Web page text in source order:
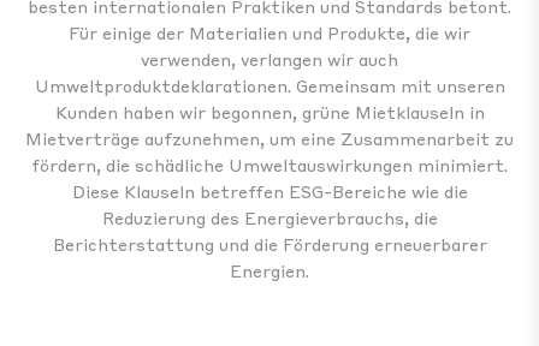
besten internationalen Praktiken und Standards betont.
Für einige der Materialien und Produkte, die wir
verwenden, verlangen wir auch
Umweltproduktdeklarationen. Gemeinsam mit unseren
Kunden haben wir begonnen, grüne Mietklauseln in
Mietverträge aufzunehmen, um eine Zusammenarbeit zu
fördern, die schädliche Umweltauswirkungen minimiert.
Diese Klauseln betreffen ESG-Bereiche wie die
Reduzierung des Energieverbrauchs, die
Berichterstattung und die Förderung erneuerbarer
Energien.